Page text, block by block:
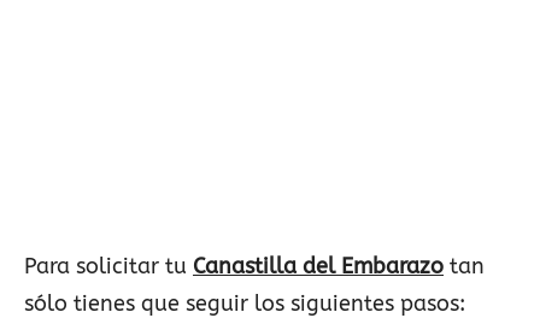
Para solicitar tu Canastilla del Embarazo tan
sólo tienes que seguir los siguientes pasos: